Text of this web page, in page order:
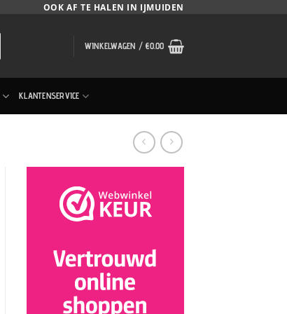
OOK AF TE HALEN IN IJMUIDEN
WINKELWAGEN /€0.00
KLANTENSERVICE